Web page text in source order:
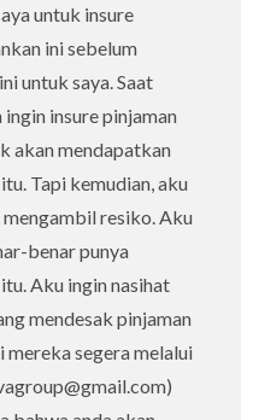
untuk insure
ini sebelum
untuk saya. Saat
insure pinjaman
akan mendapatkan
Tapi kemudian, aku
resiko. Aku
benar punya
Aku ingin nasihat
mendesak pinjaman
mereka segera melalui